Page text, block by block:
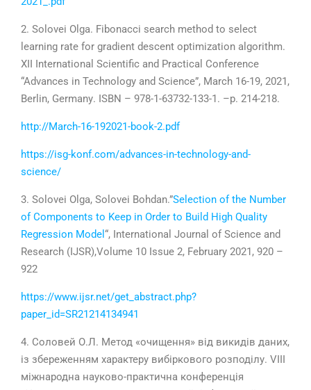
2. Solovei Olga. Fibonacci search method to select
learning rate for gradient descent optimization algorithm.
XII International Scientific and Practical Conference
“Advances in Technology and Science”, March 16-19, 2021 ,
Berlin, Germany. ISBN – 978-1-63732-133-1 . –p. 214-218.
http://March-16-192021-book-2.pdf
https://isg-konf.com/advances-in-technology-and-
science/
3. Solovei Olga, Solovei Bohdan.”Selection of the Number
of Components to Keep in Order to Build High Quality
Regression Model “, International Journal of Science and
Research (IJSR),Volume 10 Issue 2, February 2021, 920 –
922
https://www.ijsr.net/get_abstract.php?
paper_id=SR21214134941
4. Соловей О.Л. Метод «очищення» від викидів даних,
із збереженням характеру вибіркового розподілу. VIII
міжнародна науково-практична конференція